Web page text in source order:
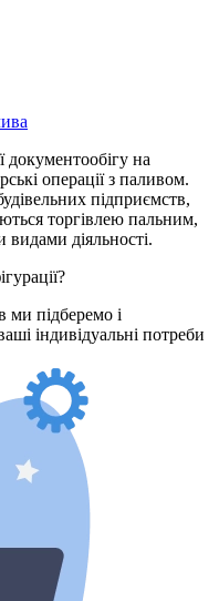
документообігу на
операції з паливом.
підприємств,
торгівлею пальним,
діяльності.
ми підберемо і
індивідуальні потреби